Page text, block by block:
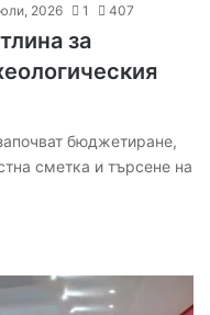
2026 1 407
за
бюджетиране,
сметка и търсене на